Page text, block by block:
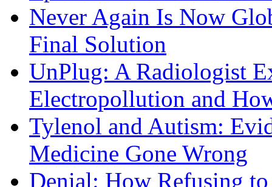
Never Again Is Now
Final Solution
UnPlug: A Radiologist
Electropollution and
Tylenol and Autism:
Medicine Gone Wrong
Denial: How Refusing